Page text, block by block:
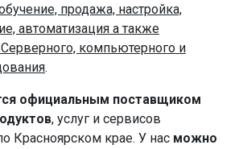
продажа, настройка,
автоматизация а также
компьютерного и
.
официальным поставщиком
, услуг и сервисов
Красноярском крае. У нас можно